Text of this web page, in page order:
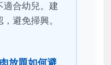
適合幼兒。建
避免掃興。